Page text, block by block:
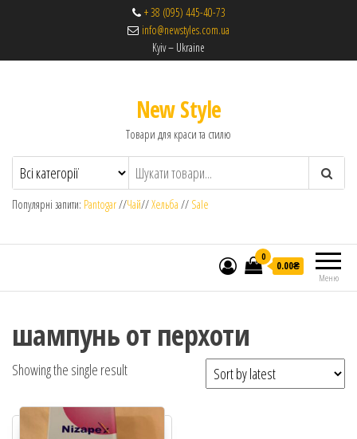
+ 38 (095) 445-40-73
info@newstyles.com.ua
Kyiv – Ukraine
New Style
Товари для краси та стилю
Популярні запити: Pantogar//Чай//Хельба // Sale
Меню
0
0.00₴
шампунь от перхоти
Showing the single result